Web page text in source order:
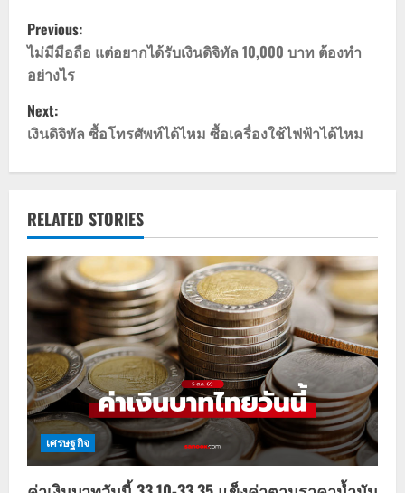
P
o
s
t
n
a
v
i
g
a
t
i
o
Previous:
ไม่มีมือถือ แต่อยากได้รับเงินดิจิทัล 10,000 บาท ต้องทำ
อย่างไร
Next:
เงินดิจิทัล ซื้อโทรศัพท์ได้ไหม ซื้อเครื่องใช้ไฟฟ้าได้ไหม
RELATED STORIES
เศรษฐกิจ